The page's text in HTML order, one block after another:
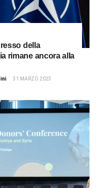
della
rimane ancora alla
31 MARZO 2023